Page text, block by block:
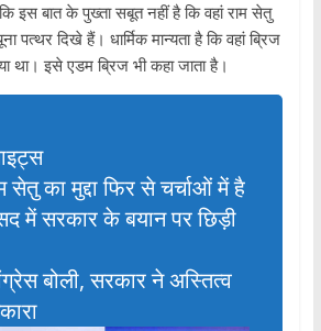
इस बात के पुख्ता सबूत नहीं है कि वहां राम सेतु
पत्थर दिखे हैं। धार्मिक मान्यता है कि वहां ब्रिज
था। इसे एडम ब्रिज भी कहा जाता है।
सेतु का मुद्दा फिर से चर्चाओं में है
में सरकार के बयान पर छिड़ी
बोली, सरकार ने अस्तित्व